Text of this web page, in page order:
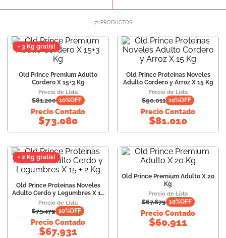
71 PRODUCTOS
+ 3 Kg gratis!
Old Prince Premium Adulto
Cordero X 15+3 Kg
Precio de Lista
$81.200 10%OFF
Precio Contado
$73.080
Old Prince Proteinas Noveles
Adulto Cordero y Arroz X 15 Kg
Precio de Lista
$90.011 10%OFF
Precio Contado
$81.010
+ 2 Kg gratis!
Old Prince Proteinas Noveles
Adulto Cerdo y Legumbres X 15
+ 2 Kg
Precio de Lista
$75.479 10%OFF
Precio Contado
$67.931
Old Prince Premium Adulto X 20
Kg
Precio de Lista
$67.679 10%OFF
Precio Contado
$60.911
vitalcan
6.
pedigree
7.
8.
fawna
9.
creamy
10. vital can